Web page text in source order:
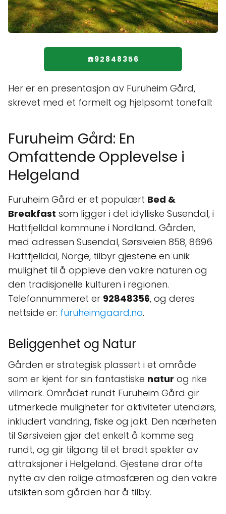
☎️92848356
Her er en presentasjon av Furuheim Gård,
skrevet med et formelt og hjelpsomt tonefall:
Furuheim Gård: En
Omfattende Opplevelse i
Helgeland
Furuheim Gård er et populært Bed &
Breakfast som ligger i det idylliske Susendal, i
Hattfjelldal kommune i Nordland. Gården,
med adressen Susendal, Sørsiveien 858, 8696
Hattfjelldal, Norge, tilbyr gjestene en unik
mulighet til å oppleve den vakre naturen og
den tradisjonelle kulturen i regionen.
Telefonnummeret er 92848356, og deres
nettside er: furuheimgaard.no.
Beliggenhet og Natur
Gården er strategisk plassert i et område
som er kjent for sin fantastiske natur og rike
villmark. Området rundt Furuheim Gård gir
utmerkede muligheter for aktiviteter utendørs,
inkludert vandring, fiske og jakt. Den nærheten
til Sørsiveien gjør det enkelt å komme seg
rundt, og gir tilgang til et bredt spekter av
attraksjoner i Helgeland. Gjestene drar ofte
nytte av den rolige atmosfæren og den vakre
utsikten som gården har å tilby.